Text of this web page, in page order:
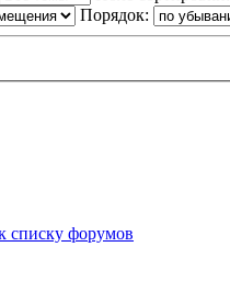
Порядок:
списку форумов